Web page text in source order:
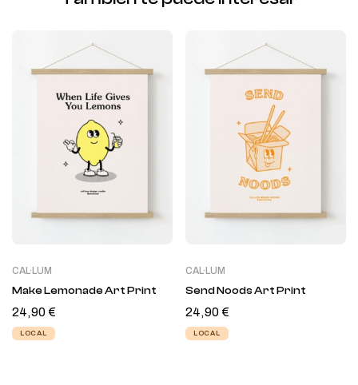
CAL·LUM
Make Lemonade Art Print
24,90€
LOCAL
CAL·LUM
Send Noods Art Print
24,90€
LOCAL